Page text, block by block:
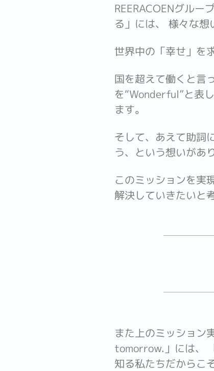
REERACOENグルー
る」には、 様々な想
世界中の「幸せ」を
国を超えて働くと言
を“Wonderful”と表
ます。
そして、あえて助詞
う、という想いがあ
このミッションを実
解決していきたいと
また上のミッション
tomorrow.」には、
知る私たちだからこ